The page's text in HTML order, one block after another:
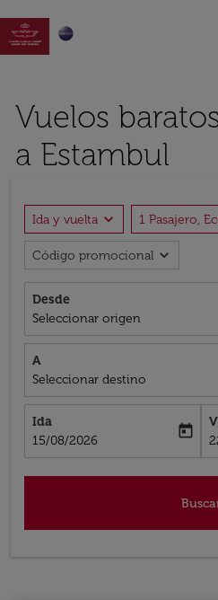

Vuelos
a Estambul
Ida y vuelta expand_more 1 Pasajero,
Código promocional expand_more
Desde
Seleccionar origen
A
Seleccionar destino
Ida
fc-booking-departure-date-
15/08/2026
today